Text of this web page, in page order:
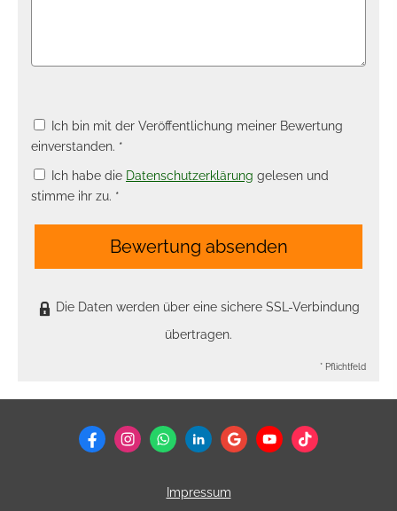
Ich bin mit der Veröffentlichung meiner Bewertung
einverstanden. *
Ich habe die Datenschutzerklärung gelesen und
stimme ihr zu. *
Bewertung absenden
Die Daten werden über eine sichere SSL-Verbindung
übertragen.
* Pflichtfeld
Impressum